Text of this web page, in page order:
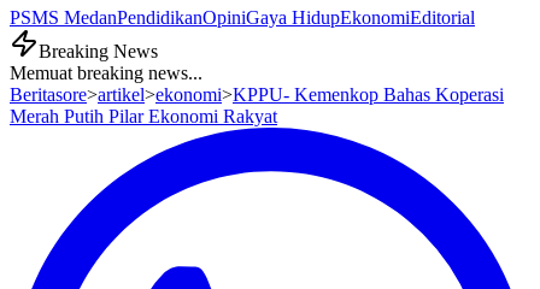
PSMS MedanPendidikanOpiniGaya HidupEkonomiEditorial
Breaking News
Memuat breaking news...
Beritasore>artikel>ekonomi>KPPU- Kemenkop Bahas Koperasi
Merah Putih Pilar Ekonomi Rakyat